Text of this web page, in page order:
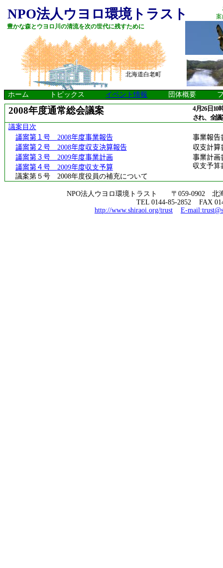
NPO法人ウヨロ環境トラスト
豊かな森とウヨロ川の清流を次の世代に残すために
北海道白老町
ホーム トピックス イベント情報 団体概要 フィ
2008年度通常総会議案
4月26日10
され、全
議案目次
議案第１号 2008年度事業報告
事業報告
議案第２号 2008年度収支決算報告
収支計算
議案第３号 2009年度事業計画
事業計画
議案第４号 2009年度収支予算
収支予算
議案第５号 2008年度役員の補充について
NPO法人ウヨロ環境トラスト 〒059-0902 北
TEL 0144-85-2852
FAX
http://www.shiraoi.org/trust
E-